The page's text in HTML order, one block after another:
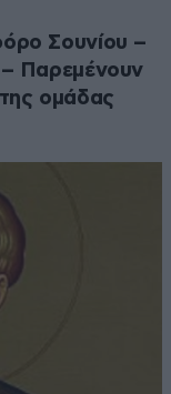
Σουνίου –
– Παρεμένουν
ομάδας